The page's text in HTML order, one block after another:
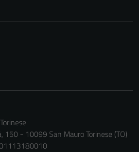
150 - 10099 San Mauro Torinese (TO)
Tecnici